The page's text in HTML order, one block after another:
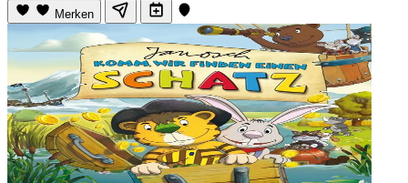
Merken